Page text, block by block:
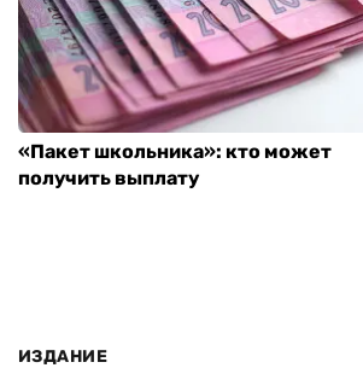
«Пакет школьника»: кто может
получить выплату
ИЗДАНИЕ